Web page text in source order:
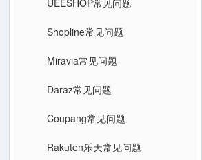
Shopline常见问题
Miravia常见问题
Daraz常见问题
Coupang常见问题
Rakuten乐天常见问题